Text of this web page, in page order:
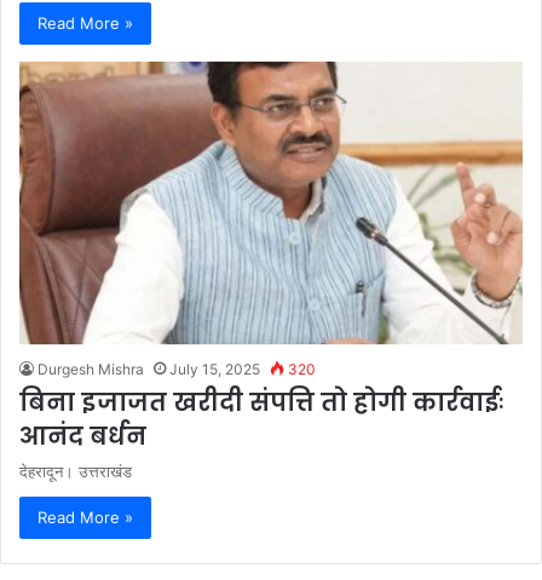
Read More »
Durgesh Mishra July 15, 2025 320
बिना इजाजत खरीदी संपत्ति तो होगी कार्रवाईः
आनंद बर्धन
देहरादून। उत्तराखंड
Read More »